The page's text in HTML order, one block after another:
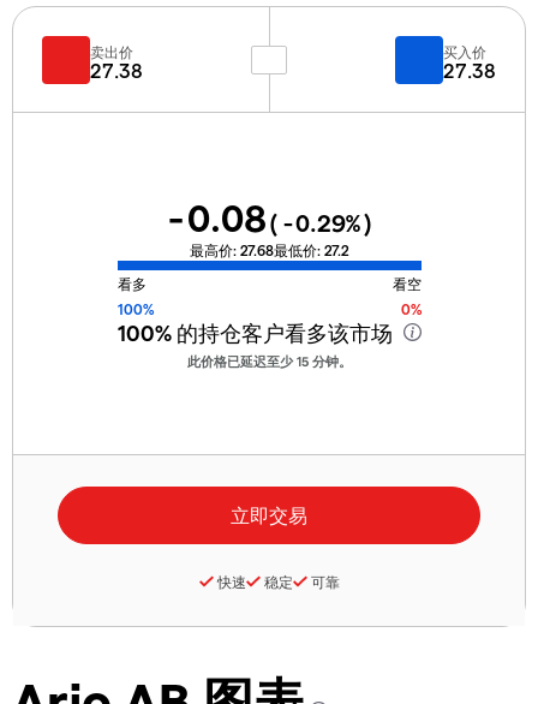
卖出价
27.38
买入价
27.38
-0.08( -0.29%)
最高价: 27.68最低价: 27.2
看多
看空
100%
0%
100%的持仓客户看多该市场
此价格已延迟至少 15 分钟。
快速 稳定 可靠